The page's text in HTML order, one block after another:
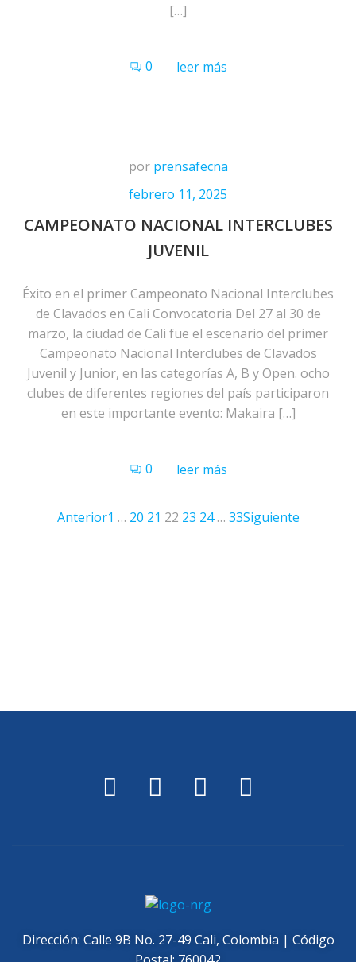
[…]
0 leer más
por prensafecna
febrero 11, 2025
CAMPEONATO NACIONAL INTERCLUBES
JUVENIL
Éxito en el primer Campeonato Nacional Interclubes
de Clavados en Cali Convocatoria Del 27 al 30 de
marzo, la ciudad de Cali fue el escenario del primer
Campeonato Nacional Interclubes de Clavados
Juvenil y Junior, en las categorías A, B y Open. ocho
clubes de diferentes regiones del país participaron
en este importante evento: Makaira […]
0 leer más
Anterior1 … 20 21 22 23 24 … 33Siguiente
Dirección: Calle 9B No. 27-49 Cali, Colombia | Código